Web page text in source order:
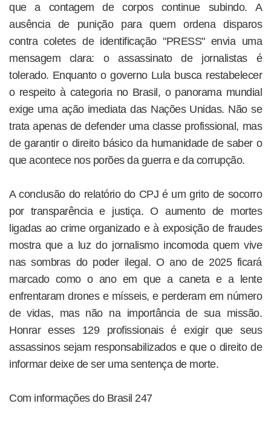
que a contagem de corpos continue subindo. A
ausência de punição para quem ordena disparos
contra coletes de identificação "PRESS" envia uma
mensagem clara: o assassinato de jornalistas é
tolerado. Enquanto o governo Lula busca restabelecer
o respeito à categoria no Brasil, o panorama mundial
exige uma ação imediata das Nações Unidas. Não se
trata apenas de defender uma classe profissional, mas
de garantir o direito básico da humanidade de saber o
que acontece nos porões da guerra e da corrupção.
A conclusão do relatório do CPJ é um grito de socorro
por transparência e justiça. O aumento de mortes
ligadas ao crime organizado e à exposição de fraudes
mostra que a luz do jornalismo incomoda quem vive
nas sombras do poder ilegal. O ano de 2025 ficará
marcado como o ano em que a caneta e a lente
enfrentaram drones e mísseis, e perderam em número
de vidas, mas não na importância de sua missão.
Honrar esses 129 profissionais é exigir que seus
assassinos sejam responsabilizados e que o direito de
informar deixe de ser uma sentença de morte.
Com informações do Brasil 247